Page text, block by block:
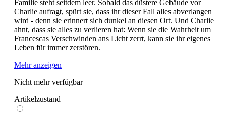
Familie steht seitdem leer. Sobald das düstere Gebäude vor
Charlie aufragt, spürt sie, dass ihr dieser Fall alles abverlangen
wird - denn sie erinnert sich dunkel an diesen Ort. Und Charlie
ahnt, dass sie alles zu verlieren hat: Wenn sie die Wahrheit um
Francescas Verschwinden ans Licht zerrt, kann sie ihr eigenes
Leben für immer zerstören.
Mehr anzeigen
Nicht mehr verfügbar
Artikelzustand